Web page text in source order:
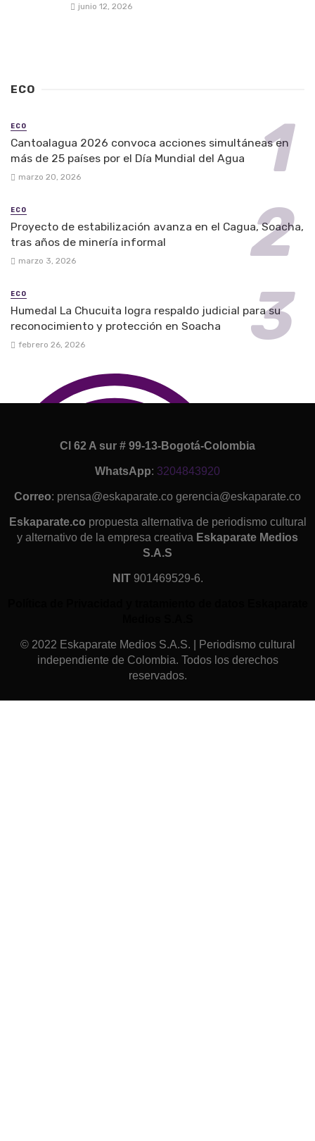
junio 12, 2026
ECO
ECO
Cantoalagua 2026 convoca acciones simultáneas en
más de 25 países por el Día Mundial del Agua
marzo 20, 2026
ECO
Proyecto de estabilización avanza en el Cagua, Soacha,
tras años de minería informal
marzo 3, 2026
ECO
Humedal La Chucuita logra respaldo judicial para su
reconocimiento y protección en Soacha
febrero 26, 2026
Cl 62 A sur # 99-13-Bogotá-Colombia
WhatsApp: 3204843920
Correo: prensa@eskaparate.co gerencia@eskaparate.co
Eskaparate.co propuesta alternativa de periodismo cultural
y alternativo de la empresa creativa Eskaparate Medios
S.A.S
NIT 901469529-6.
© 2022 Eskaparate Medios S.A.S. | Periodismo cultural
independiente de Colombia. Todos los derechos
reservados.